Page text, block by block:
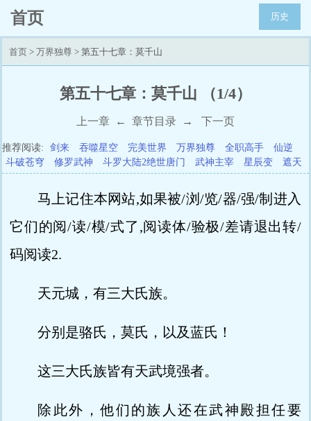
首页 历史
首页 > 万界独尊 > 第五十七章：莫千山
第五十七章：莫千山 （1/4）
上一章 ← 章节目录 → 下一页
推荐阅读: 剑来 吞噬星空 完美世界 万界独尊 全职高手
仙逆
斗破苍穹
修罗武神 斗罗大陆2绝世唐门 武神主宰 星辰变 遮天
马上记住本网站,如果被/浏/览/器/强/制进入
它们的阅/读/模/式了,阅读体/验极/差请退出转/
码阅读2.
天元城，有三大氏族。
分别是骆氏，莫氏，以及蓝氏！
这三大氏族皆有天武境强者。
除此外，他们的族人还在武神殿担任要